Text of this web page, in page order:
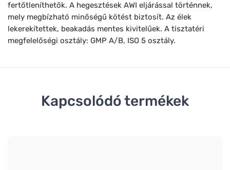
fertőtleníthetők. A hegesztések AWI eljárással történnek,
mely megbízható minőségű kötést biztosít. Az élek
lekerekítettek, beakadás mentes kivitelűek. A tisztatéri
megfelelőségi osztály: GMP A/B, ISO 5 osztály.
Kapcsolódó termékek